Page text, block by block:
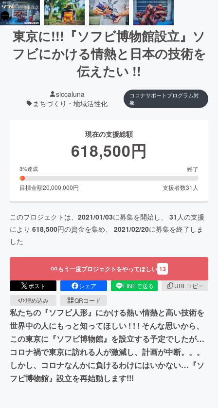
東京に!!!『ソフビ博物館設立』ソ
フビにかける情熱と日本の技術を
伝えたい !!
siccaluna
まちづくり・地域活性化
コロナサポートプログラム対
象
現在の支援総額
618,500円
3%達成 終了
目標金額20,000,000円 支援者数31 人
このプロジェクトは、 2021/01/03に募集を開始し、 31 人の支援
により 618,500円の資金を集め、 2021/02/20に募集を終了しま
した
もう一度プロジェクトをやってほしい 13
ポスト シェア LINEで送る
URLコピー
埋め込み
QRコード
私たちの『ソフビ人形』にかける熱い情熱と高い技術を
世界中の人にもっと知ってほしい ! ! ! そんな思いから、
この東京に『ソフビ博物館』を設立する予定でしたが…
コロナ禍で東京に訪れる人が激減し、計画が中断。。。
しかし、コロナなんかに負けるわけにはいかない…『ソ
フビ博物館』設立を再始動します!!!